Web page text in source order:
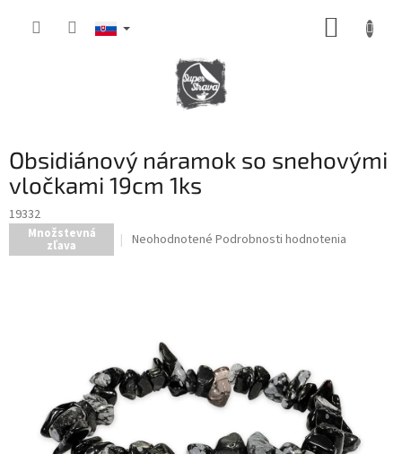
Obsidiánový náramok so snehovými
vločkami 19cm 1ks
19332
Množstevná
zľava
Priemerné
hviezdičiek.
Neohodnotené Podrobnosti hodnotenia